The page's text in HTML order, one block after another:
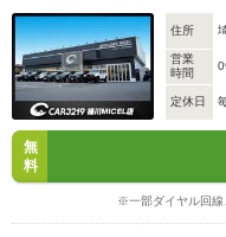
住所
営業
時間
定休日
無
料
※一部ダイヤル回線